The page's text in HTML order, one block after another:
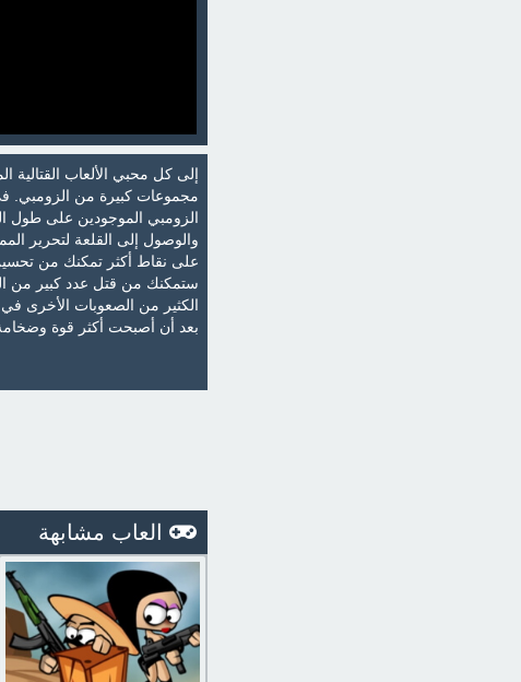
إلى كل محبي الألعاب القتالية
مجموعات كبيرة من الزومبي.
الزومبي الموجودين على طول
والوصول إلى القلعة لتحرير
على نقاط أكثر تمكنك من
ستمكنك من قتل عدد كبير من
الكثير من الصعوبات الأخرى
بعد أن أصبحت أكثر قوة وضخامة
العاب مشابهة